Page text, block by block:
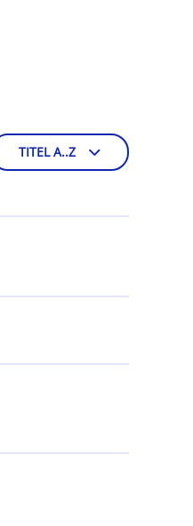
TITEL A..Z